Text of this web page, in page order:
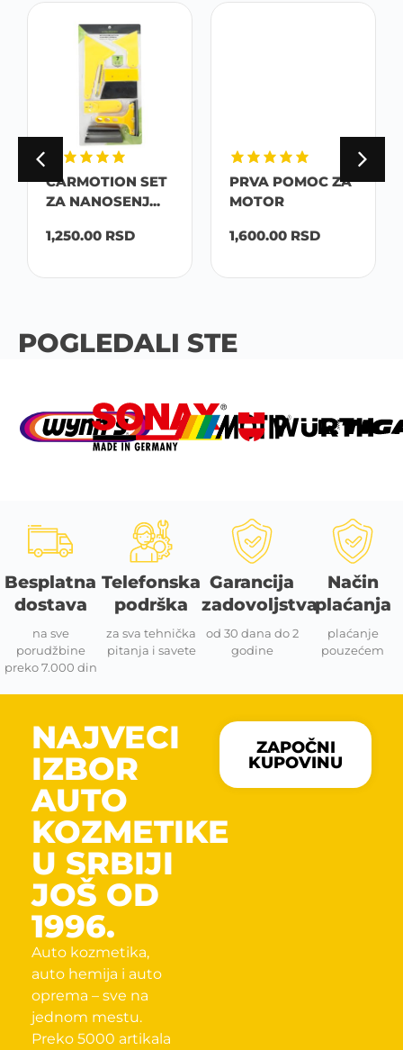
CARMOTION SET
ZA NANOSENJ...
1,250.00 RSD
PRVA POMOC ZA
MOTOR
1,600.00 RSD
POGLEDALI STE
Besplatna
dostava
na sve
porudžbine
preko 7.000 din
Telefonska
podrška
za sva tehnička
pitanja i savete
Garancija
zadovoljstva
od 30 dana do 2
godine
Način
plaćanja
plaćanje
pouzećem
NAJVECI
IZBOR
AUTO
KOZMETIKE
U SRBIJI
JOŠ OD
1996.
Auto kozmetika,
auto hemija i auto
oprema – sve na
jednom mestu.
Preko 5000 artikala
ZAPOČNI
KUPOVINU